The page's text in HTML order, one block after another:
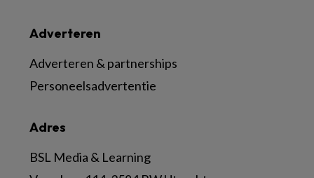
Adres
BSL Media & Learning
Adverteren
Adverteren & partnerships
Personeelsadvertentie